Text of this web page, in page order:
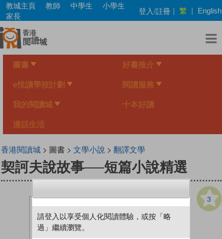
Skip
main
content
教城主頁 教師 中學生
小學生
家長
登入/註冊 | 繁 | English
圖書 好書推介
e悅讀學校計劃 閱讀服務
我的閱讀城 十本好讀
漫話生活
香港閱讀城> 圖書 > 文學小說 > 翻譯文學
契訶夫說故事──短篇小說精選
3
請登入以享受個人化閱讀體驗，或按「略
過」繼續瀏覽。